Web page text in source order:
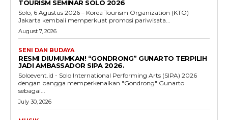
TOURISM SEMINAR SOLO 2026
Solo, 6 Agustus 2026 – Korea Tourism Organization (KTO)
Jakarta kembali memperkuat promosi pariwisata...
August 7, 2026
SENI DAN BUDAYA
RESMI DIUMUMKAN! “GONDRONG” GUNARTO TERPILIH
JADI AMBASSADOR SIPA 2026.
Soloevent.id - Solo International Performing Arts (SIPA) 2026
dengan bangga memperkenalkan "Gondrong" Gunarto
sebagai...
July 30, 2026